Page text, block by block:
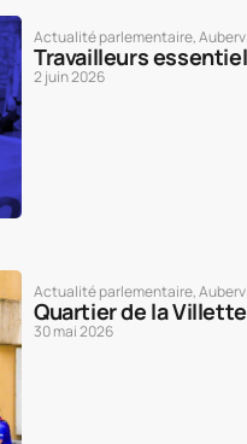
Actualité parlementaire,
Travailleurs
2 juin 2026
Actualité parlementaire,
Quartier de la
30 mai 2026